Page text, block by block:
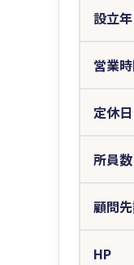
設立年
営業
定休日
所員数
顧問
HP